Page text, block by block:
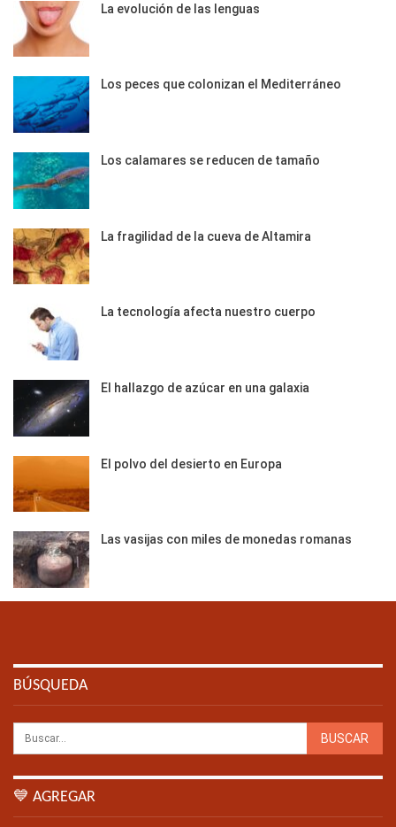
La evolución de las lenguas
Los peces que colonizan el Mediterráneo
Los calamares se reducen de tamaño
La fragilidad de la cueva de Altamira
La tecnología afecta nuestro cuerpo
El hallazgo de azúcar en una galaxia
El polvo del desierto en Europa
Las vasijas con miles de monedas romanas
BÚSQUEDA
💙 AGREGAR